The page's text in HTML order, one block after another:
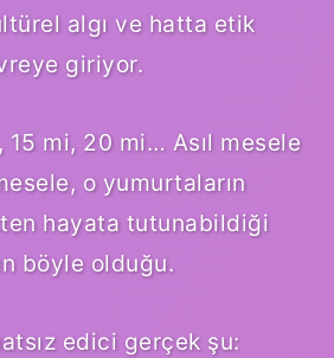
algı ve hatta etik
giriyor.
15 mi, 20 mi… Asıl mesele
o yumurtaların
hayata tutunabildiği
böyle olduğu.
edici gerçek şu: